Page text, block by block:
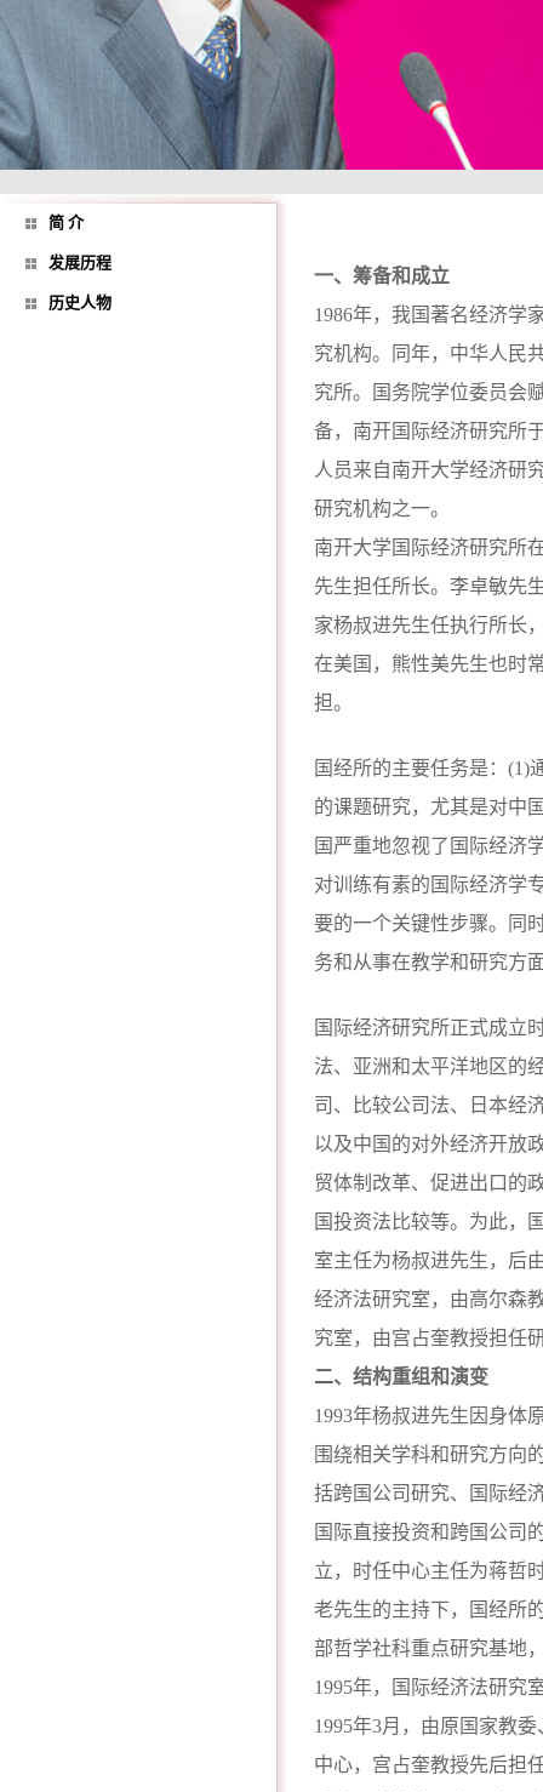
简 介
发展历程
历史人物
一、筹备和成立
1986年，我国著名经济学
究机构。同年，中华人民
究所。国务院学位委员会
备，南开国际经济研究所
人员来自南开大学经济研
研究机构之一。
南开大学国际经济研究所
先生担任所长。李卓敏先
家杨叔进先生任执行所长
在美国，熊性美先生也时
担。
国经所的主要任务是：(1)
的课题研究，尤其是对中
国严重地忽视了国际经济
对训练有素的国际经济学
要的一个关键性步骤。同
务和从事在教学和研究方
国际经济研究所正式成立
法、亚洲和太平洋地区的
司、比较公司法、日本经
以及中国的对外经济开放
贸体制改革、促进出口的
国投资法比较等。为此，
室主任为杨叔进先生，后
经济法研究室，由高尔森
究室，由宫占奎教授担任
二、结构重组和演变
1993年杨叔进先生因身体
围绕相关学科和研究方向
括跨国公司研究、国际经
国际直接投资和跨国公司
立，时任中心主任为蒋哲
老先生的主持下，国经所
部哲学社科重点研究基地
1995年，国际经济法研究
1995年3月，由原国家教
中心，宫占奎教授先后担